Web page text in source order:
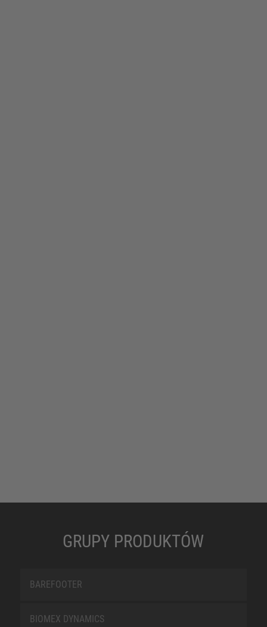
GRUPY PRODUKTÓW
BAREFOOTER
BIOMEX DYNAMICS